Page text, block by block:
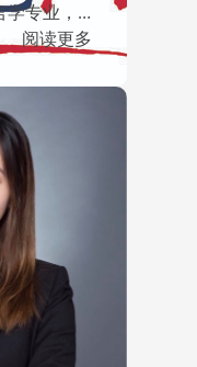
专业，
与升学规
成都及北
工作，对
及招生要
，Margaret
学生的个
力，帮助
长期规划
源于长期
是申请阶
帮助众多
录取，包
Phillips
威尔学校
）、格
、迪尔
）、
）、霍
阅读更多